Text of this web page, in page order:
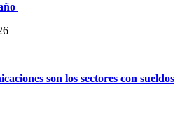
son los sectores con sueldos